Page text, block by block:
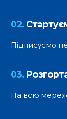
02.
Підписуємо
03.
На всю